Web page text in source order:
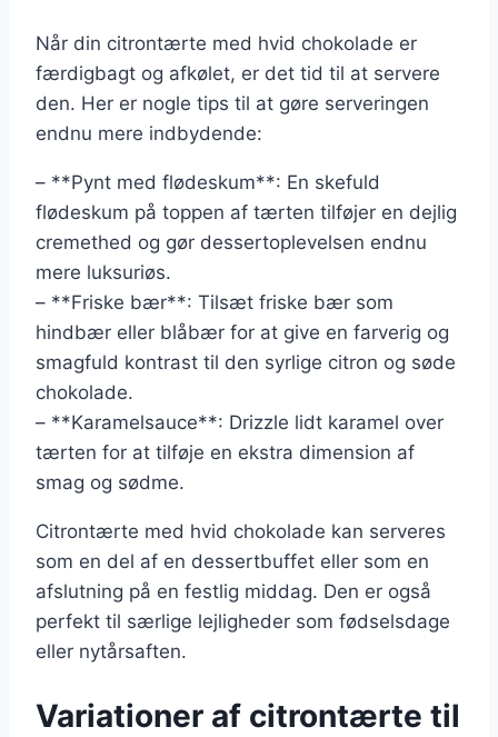
Når din citrontærte med hvid chokolade er
færdigbagt og afkølet, er det tid til at servere
den. Her er nogle tips til at gøre serveringen
endnu mere indbydende:
– **Pynt med flødeskum**: En skefuld
flødeskum på toppen af tærten tilføjer en dejlig
cremethed og gør dessertoplevelsen endnu
mere luksuriøs.
– **Friske bær**: Tilsæt friske bær som
hindbær eller blåbær for at give en farverig og
smagfuld kontrast til den syrlige citron og søde
chokolade.
– **Karamelsauce**: Drizzle lidt karamel over
tærten for at tilføje en ekstra dimension af
smag og sødme.
Citrontærte med hvid chokolade kan serveres
som en del af en dessertbuffet eller som en
afslutning på en festlig middag. Den er også
perfekt til særlige lejligheder som fødselsdage
eller nytårsaften.
Variationer af citrontærte til